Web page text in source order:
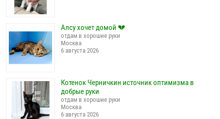
Алсу хочет домой 💔
отдам в хорошие руки
Москва
6 августа 2026
Котенок Черничкин источник оптимизма в
добрые руки
отдам в хорошие руки
Москва
6 августа 2026